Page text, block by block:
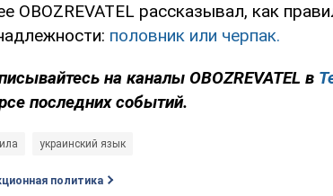
OBOZREVATEL рассказывал, как
половник или черпак.
на каналы OBOZREVATEL в
последних событий.
украинский язык
политика